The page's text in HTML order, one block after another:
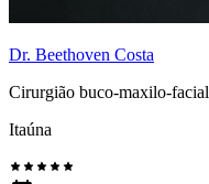
Dr. Beethoven Costa
Cirurgião buco-maxilo-facial
Itaúna